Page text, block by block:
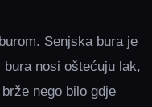
Senjska bura je
nosi oštećuju lak,
nego bilo gdje